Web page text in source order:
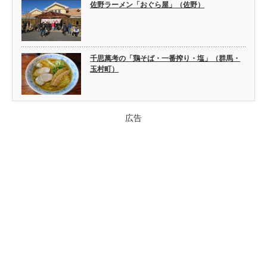
佐野ラーメン「おぐら屋」（佐野）
千思萬考の「鶏そば・一番搾り・塩」（群馬・
玉村町）
広告